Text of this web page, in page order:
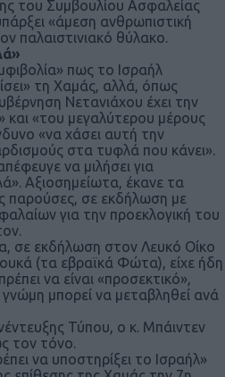
του Συμβουλίου Ασφαλείας
«άμεση ανθρωπιστική
παλαιστινιακό θύλακο.
πως το Ισραήλ
τη Χαμάς, αλλά, όπως
Νετανιάχου έχει την
και «του μεγαλύτερου μέρους
«να χάσει αυτή την
στα τυφλά που κάνει».
να μιλήσει για
Αξιοσημείωτα, έκανε τα
παρούσες, σε εκδήλωση με
για την προεκλογική του
σε εκδήλωση στον Λευκό Οίκο
(τα εβραϊκά Φώτα), είχε ήδη
να είναι «προσεκτικό»,
μπορεί να μεταβληθεί ανά
Τύπου, ο κ. Μπάιντεν
τον τόνο.
να υποστηρίξει το Ισραήλ»